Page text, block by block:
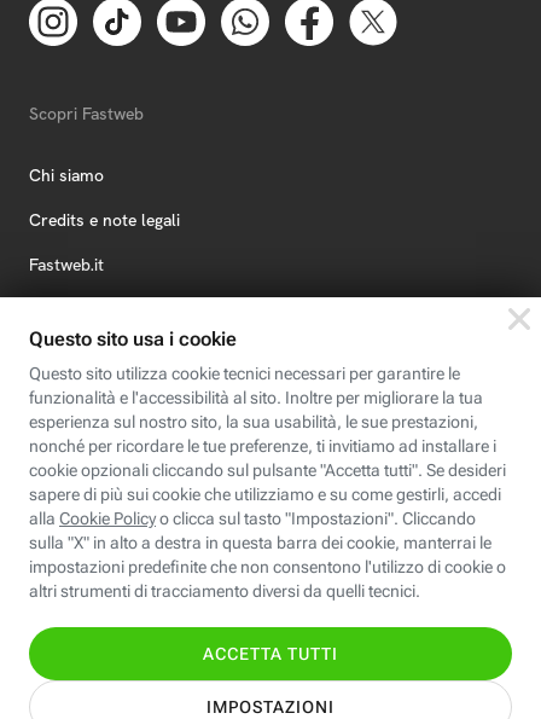
Scopri Fastweb
Chi siamo
Credits e note legali
Fastweb.it
Fastweb Digital Academy
STEP FuturAbility District
Insieme, siamo futuro
© Fastweb SpA 2026 - P.IVA 12878470157
Informativa
Modifica